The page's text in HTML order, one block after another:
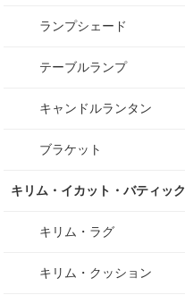
ランプシェード
テーブルランプ
キャンドルランタン
ブラケット
キリム・イカット・バティック
キリム・ラグ
キリム・クッション